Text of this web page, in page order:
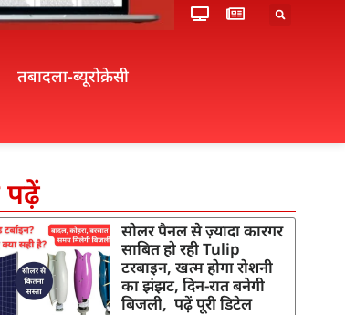
तबादला-ब्यूरोक्रेसी
सोलर पैनल से ज़्यादा कारगर
साबित हो रही Tulip
टरबाइन, खत्म होगा रोशनी
का झंझट, दिन-रात बनेगी
बिजली, पढ़ें पूरी डिटेल